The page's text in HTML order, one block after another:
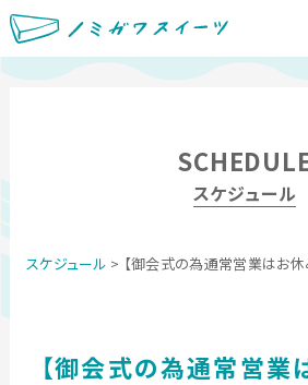
スケジュール
スケジュール > 【御会式の為通常営業はお休
【御会式の為通常営業